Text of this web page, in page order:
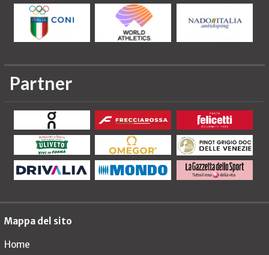
Partner
Mappa del sito
Home